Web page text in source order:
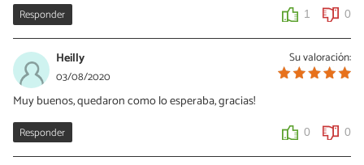
Responder 1 0
Su valoración:
Heilly
03/08/2020
Muy buenos, quedaron como lo esperaba, gracias!
Responder 0 0